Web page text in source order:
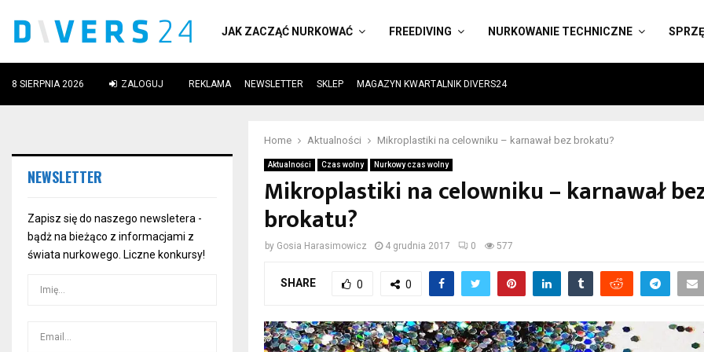
JAK ZACZĄĆ NURKOWAĆ FREEDIVING NURKOWANIE TECHNICZNE
8 SIERPNIA 2026 ZALOGUJ REKLAMA NEWSLETTER SKLEP MAGAZYN KWARTALNIK DIVERS24
Home Aktualności Mikroplastiki na celowniku – karnawał bez brokatu?
Aktualności Czas wolny Nurkowy czas wolny
Mikroplastiki na celowniku – karnawał
brokatu?
by Gosia Harasimowicz 4 grudnia 2017 0 577
SHARE 0 0
NEWSLETTER
Zapisz się do naszego newsletera -
bądż na bieżąco z informacjami z
świata nurkowego. Liczne konkursy!